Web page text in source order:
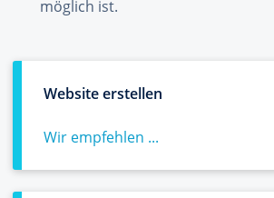
möglich ist.
Website erstellen
Wir empfehlen ...